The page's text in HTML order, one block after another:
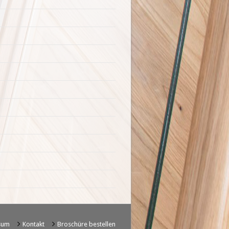
Kontakt Broschüre bestellen